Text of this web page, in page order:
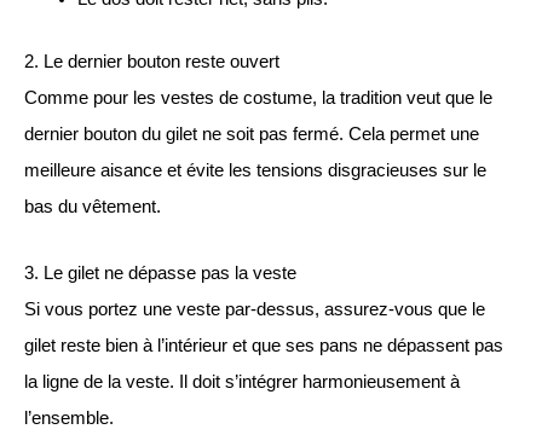
2. Le dernier bouton reste ouvert
Comme pour les vestes de costume, la tradition veut que le
dernier bouton du gilet ne soit pas fermé. Cela permet une
meilleure aisance et évite les tensions disgracieuses sur le
bas du vêtement.
3. Le gilet ne dépasse pas la veste
Si vous portez une veste par-dessus, assurez-vous que le
gilet reste bien à l’intérieur et que ses pans ne dépassent pas
la ligne de la veste. Il doit s’intégrer harmonieusement à
l’ensemble.